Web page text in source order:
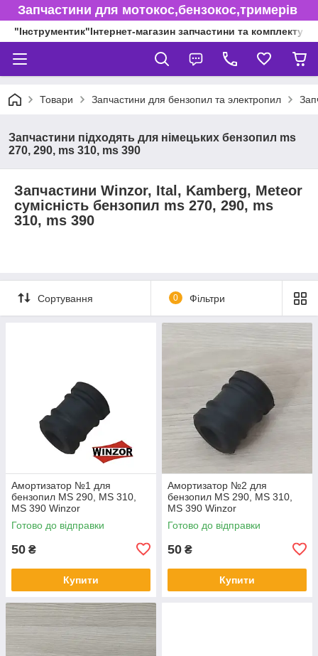
Запчастини для мотокос,бензокос,тримерів
"Інструментик"Інтернет-магазин запчастини та
Товари Запчастини для бензопил та электропил
Запчастини підходять для німецьких бензопил ms
270, 290, ms 310, ms 390
Запчастини Winzor, Ital, Kamberg, Meteor
сумісність бензопил ms 270, 290, ms
310, ms 390
Сортування 0 Фільтри
Амортизатор №1 для
бензопил MS 290, MS 310,
MS 390 Winzor
Готово до відправки
50 ₴
Купити
Амортизатор №2 для
бензопил MS 290, MS 310,
MS 390 Winzor
Готово до відправки
50 ₴
Купити